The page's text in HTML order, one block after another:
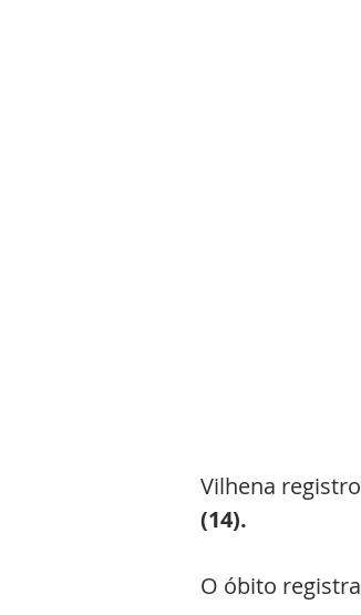
Vilhena
(14).
O óbito